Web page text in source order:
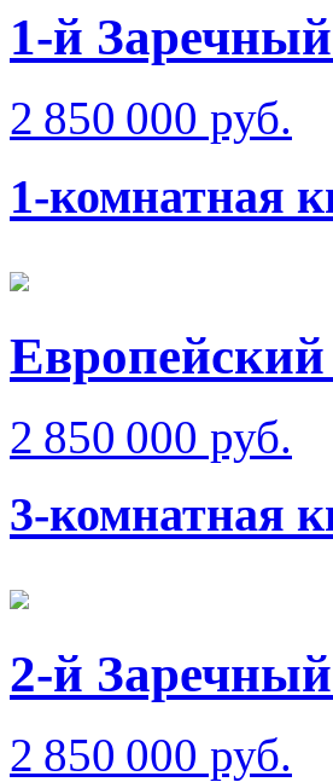
1-й
2 850 000 руб.
1-комнатная
2 850 000 руб.
3-комнатная
2-й
2 850 000 руб.